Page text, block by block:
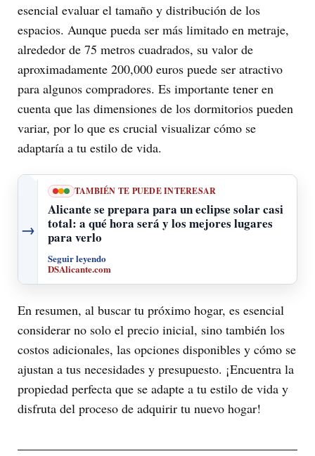
esencial evaluar el tamaño y distribución de los
espacios. Aunque pueda ser más limitado en metraje,
alrededor de 75 metros cuadrados, su valor de
aproximadamente 200,000 euros puede ser atractivo
para algunos compradores. Es importante tener en
cuenta que las dimensiones de los dormitorios pueden
variar, por lo que es crucial visualizar cómo se
adaptaría a tu estilo de vida.
→
TAMBIÉN TE PUEDE INTERESAR
Alicante se prepara para un eclipse solar casi
total: a qué hora será y los mejores lugares
para verlo
Seguir leyendo
DSAlicante.com
En resumen, al buscar tu próximo hogar, es esencial
considerar no solo el precio inicial, sino también los
costos adicionales, las opciones disponibles y cómo se
ajustan a tus necesidades y presupuesto. ¡Encuentra la
propiedad perfecta que se adapte a tu estilo de vida y
disfruta del proceso de adquirir tu nuevo hogar!